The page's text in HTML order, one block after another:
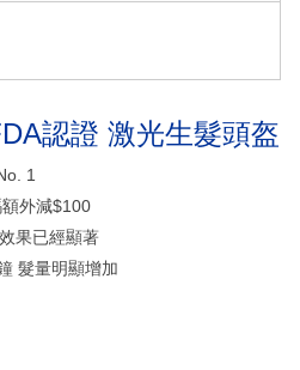
認證 激光生髮頭盔
1
外減$100
果已經顯著
髮量明顯增加